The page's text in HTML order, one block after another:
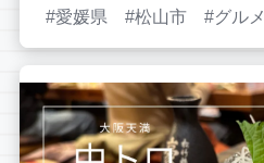
愛媛県 松山市 グルメ